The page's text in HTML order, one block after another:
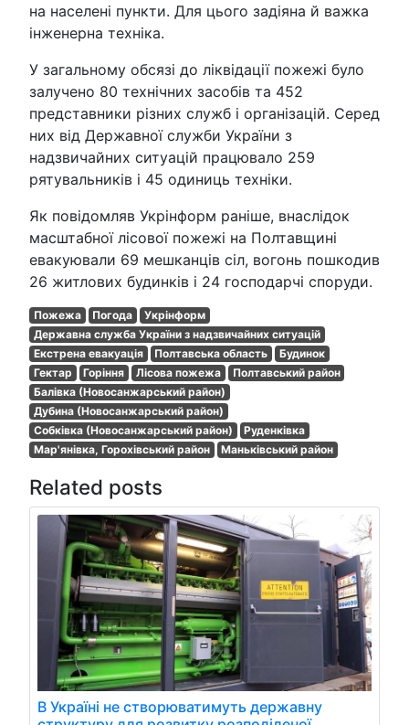
на населені пункти. Для цього задіяна й важка
інженерна техніка.
У загальному обсязі до ліквідації пожежі було
залучено 80 технічних засобів та 452
представники різних служб і організацій. Серед
них від Державної служби України з
надзвичайних ситуацій працювало 259
рятувальників і 45 одиниць техніки.
Як повідомляв Укрінформ раніше, внаслідок
масштабної лісової пожежі на Полтавщині
евакуювали 69 мешканців сіл, вогонь пошкодив
26 житлових будинків і 24 господарчі споруди.
Пожежа Погода
Укрінформ
Державна служба України з надзвичайних ситуацій
Екстрена евакуація
Полтавська область
Будинок
Гектар
Горіння Лісова пожежа
Полтавський район
Балівка (Новосанжарський район)
Дубина (Новосанжарський район)
Собківка (Новосанжарський район)
Руденківка
Мар'янівка, Горохівський район
Маньківський район
Related posts
В Україні не створюватимуть державну